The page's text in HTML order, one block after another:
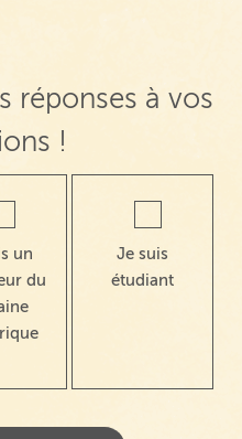
réponses à vos
!
un
du
Je suis
étudiant